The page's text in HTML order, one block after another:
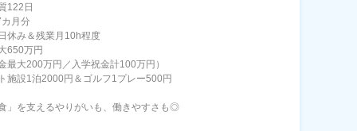
122日
月分
休み＆残業月10h程度
650万円
最大200万円／入学祝金計100万円）
施設1泊2000円＆ゴルフ1プレー500円
」を支えるやりがいも、働きやすさも◎